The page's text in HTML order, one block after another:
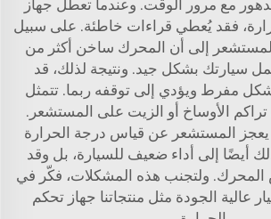
مع مرور الوقت. وعندما تعطل جهاز
فقد يُعطي قراءات خاطئة. على سبيل
المستشعر إلى أن المحرك ساخن أكثر من
سيارتك بشكل جيد. ونتيجة لذلك، قد
مفرط ويؤدي إلى توقفه ربما. تتمثل
الأوساخ أو الزيت على المستشعر.
المستشعر عن قياس درجة الحرارة
أيضًا إلى أداء ضعيف للسيارة، بل وقد
ولتجنب هذه المشكلات، فكّر في
عالية الجودة مثل منتجاتنا جهاز تحكم